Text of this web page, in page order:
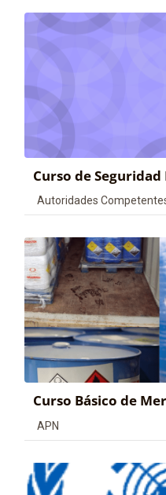
Curso de
Categoría de cursos
Autoridades
Curso Básico de
Categoría de cursos
APN